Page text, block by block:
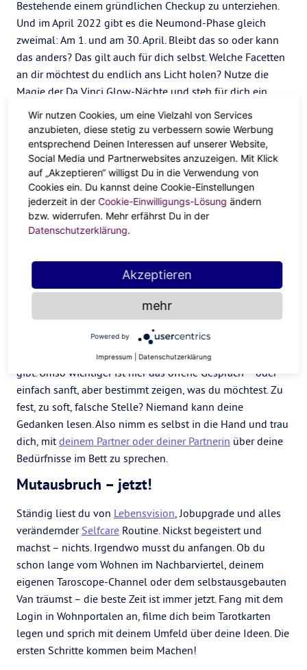
Bestehende einem gründlichen Checkup zu unterziehen.
Und im April 2022 gibt es die Neumond-Phase gleich
zweimal: Am 1. und am 30. April. Bleibt das so oder kann
das anders? Das gilt auch für dich selbst. Welche Facetten
an dir möchtest du endlich ans Licht holen? Nutze die
Magie der Da Vinci Glow-Nächte und steh für dich ein.
Gib Kontra
Noch mehr Extra-Arbeit, aber du erledigst sie lieber
zähneknirschend, statt Nein zu sagen? Drängler an der
Supermarktkasse, aber du murmelst noch
“Entschuldigung!” statt etwas zu kontern? Klar Stellung zu
beziehen fällt schwer, erleichtert dir auf lange Sicht aber
das Leben. Sag, wenn dir was nicht passt. Hier macht, wie
Feedback hinter dem Berg zu halten, ist es an der Zeit, für
dich und deinen Seelenfrieden einzustehen.
Was zwischen den Laken passiert, ist immer intim und
heikel – besonders, wenn esunterschiedliche Vorlieben
gibt. Umso wichtiger ist hier das offene Gespräch – oder
einfach sanft, aber bestimmt zeigen, was du möchtest. Zu
fest, zu soft, falsche Stelle? Niemand kann deine
Gedanken lesen. Also nimm es selbst in die Hand und trau
dich, mitdeinem Partner oder deiner Partnerin über deine
Bedürfnisse im Bett zu sprechen.
Mutausbruch – jetzt!
Ständig liest du von Lebensvision, Jobupgrade und alles
verändernder Selfcare Routine. Nickst begeistert und
machst – nichts. Irgendwo musst du anfangen. Ob du
schon lange vom Wohnen im Nachbarviertel, deinem
eigenen Taroscope-Channel oder dem selbstausgebauten
Van träumst – die beste Zeit ist immer jetzt. Fang mit dem
Login in Wohnportalen an, filme dich beim Tarotkarten
legen und sprich mit deinem Umfeld über deine Ideen. Die
ersten Schritte kommen beim Machen!
Wir nutzen Cookies, um eine Vielzahl von Services
anzubieten, diese stetig zu verbessern sowie Werbung
entsprechend Deinen Interessen auf unserer Website,
Social Media und Partnerwebsites anzuzeigen. Mit Klick
auf „Akzeptieren“ willigst Du in die Verwendung von
Cookies ein. Du kannst deine Cookie-Einstellungen
jederzeit in der Cookie-Einwilligungs-Lösung ändern
bzw. widerrufen. Mehr erfährst Du in der
Datenschutzerklärung.
Akzeptieren
mehr
Powered by
Impressum Datenschutzerklärung